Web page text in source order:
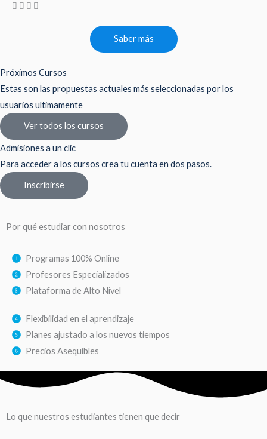
Saber más
Próximos Cursos
Estas son las propuestas actuales más seleccionadas por los
usuarios ultimamente
Ver todos los cursos
Admisiones a un clic
Para acceder a los cursos crea tu cuenta en dos pasos.
Inscribirse
Por qué estudiar con nosotros
Programas 100% Online
Profesores Especializados
Plataforma de Alto Nivel
Flexibilidad en el aprendizaje
Planes ajustado a los nuevos tiempos
Precios Asequibles
Lo que nuestros estudiantes tienen que decir